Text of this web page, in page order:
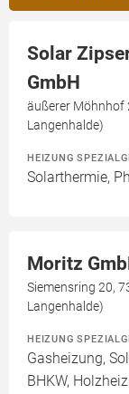
Solar
GmbH
äußerer Möhnhof
Langenhalde)
HEIZUNG
Solarthermie,
Moritz
Siemensring 20,
Langenhalde)
HEIZUNG
Gasheizung,
BHKW,